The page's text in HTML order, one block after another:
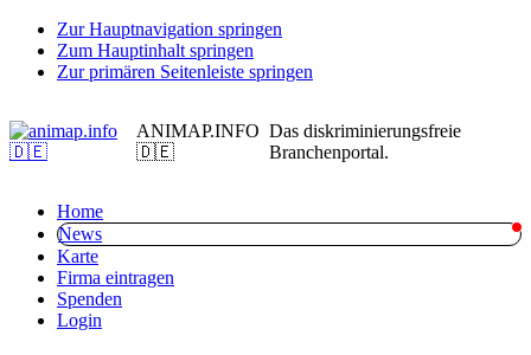
Zur Hauptnavigation springen
Zum Hauptinhalt springen
Zur primären Seitenleiste springen
ANIMAP.INFO
🇩🇪
Das diskriminierungsfreie
Branchenportal.
Home
News
Karte
Firma eintragen
Spenden
Login